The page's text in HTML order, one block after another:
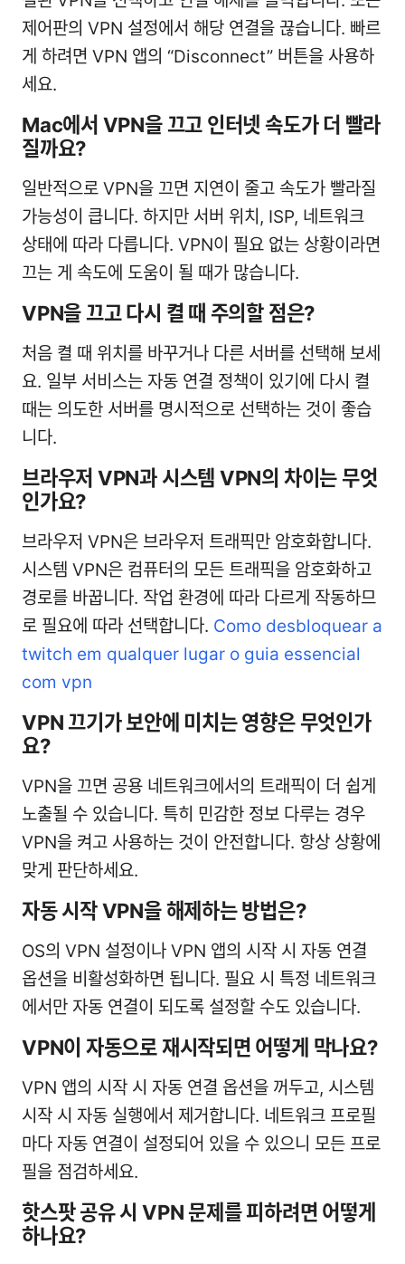
제어판의 VPN 설정에서 해당 연결을 끊습니다. 빠르
게 하려면 VPN 앱의 “Disconnect” 버튼을 사용하
세요.
Mac에서 VPN을 끄고 인터넷 속도가 더 빨라
질까요?
일반적으로 VPN을 끄면 지연이 줄고 속도가 빨라질
가능성이 큽니다. 하지만 서버 위치, ISP, 네트워크
상태에 따라 다릅니다. VPN이 필요 없는 상황이라면
끄는 게 속도에 도움이 될 때가 많습니다.
VPN을 끄고 다시 켤 때 주의할 점은?
처음 켤 때 위치를 바꾸거나 다른 서버를 선택해 보세
요. 일부 서비스는 자동 연결 정책이 있기에 다시 켤
때는 의도한 서버를 명시적으로 선택하는 것이 좋습
니다.
브라우저 VPN과 시스템 VPN의 차이는 무엇
인가요?
브라우저 VPN은 브라우저 트래픽만 암호화합니다.
시스템 VPN은 컴퓨터의 모든 트래픽을 암호화하고
경로를 바꿉니다. 작업 환경에 따라 다르게 작동하므
로 필요에 따라 선택합니다. Como desbloquear a
twitch em qualquer lugar o guia essencial
com vpn
VPN 끄기가 보안에 미치는 영향은 무엇인가
요?
VPN을 끄면 공용 네트워크에서의 트래픽이 더 쉽게
노출될 수 있습니다. 특히 민감한 정보 다루는 경우
VPN을 켜고 사용하는 것이 안전합니다. 항상 상황에
맞게 판단하세요.
자동 시작 VPN을 해제하는 방법은?
OS의 VPN 설정이나 VPN 앱의 시작 시 자동 연결
옵션을 비활성화하면 됩니다. 필요 시 특정 네트워크
에서만 자동 연결이 되도록 설정할 수도 있습니다.
VPN이 자동으로 재시작되면 어떻게 막나요?
VPN 앱의 시작 시 자동 연결 옵션을 꺼두고, 시스템
시작 시 자동 실행에서 제거합니다. 네트워크 프로필
마다 자동 연결이 설정되어 있을 수 있으니 모든 프로
필을 점검하세요.
핫스팟 공유 시 VPN 문제를 피하려면 어떻게
하나요?